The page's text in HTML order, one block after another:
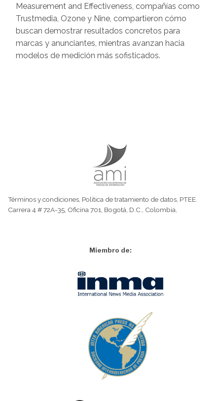
Measurement and Effectiveness, compañías como
Trustmedia, Ozone y Nine, compartieron cómo
buscan demostrar resultados concretos para
marcas y anunciantes, mientras avanzan hacia
modelos de medición más sofisticados.
Términos y condiciones Política de tratamiento de datos PTEE.
Carrera 4 # 72A-35, Oficina 701, Bogotá, D.C., Colombia,
Miembro de: